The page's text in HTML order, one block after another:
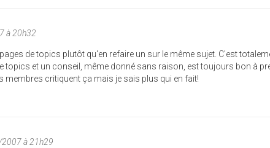
à 20h32
de topics plutôt qu'en refaire un sur le même sujet. C'est
topics et un conseil, même donné sans raison, est toujours bon à
membres critiquent ça mais je sais plus qui en fait!
à 21h29